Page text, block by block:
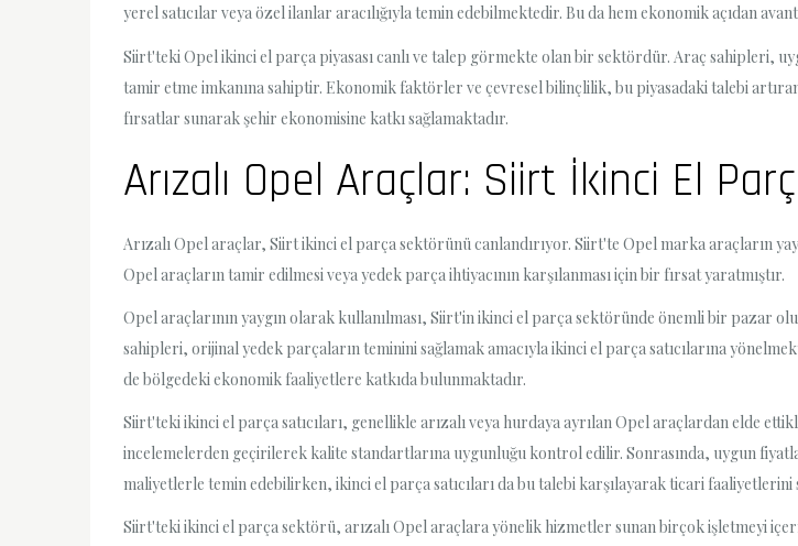
yerel satıcılar veya özel ilanlar aracılığıyla temin edebilmektedir. Bu da hem ekonomik açıdan
Siirt'teki Opel ikinci el parça piyasası canlı ve talep görmekte olan bir sektördür. Araç sahipleri,
tamir etme imkanına sahiptir. Ekonomik faktörler ve çevresel bilinçlilik, bu piyasadaki talebi
fırsatlar sunarak şehir ekonomisine katkı sağlamaktadır.
Arızalı Opel Araçlar: Siirt İkinci El
Arızalı Opel araçlar, Siirt ikinci el parça sektörünü canlandırıyor. Siirt'te Opel marka araçların
Opel araçların tamir edilmesi veya yedek parça ihtiyacının karşılanması için bir fırsat yaratmıştır.
Opel araçlarının yaygın olarak kullanılması, Siirt'in ikinci el parça sektöründe önemli bir pazar
sahipleri, orijinal yedek parçaların teminini sağlamak amacıyla ikinci el parça satıcılarına
de bölgedeki ekonomik faaliyetlere katkıda bulunmaktadır.
Siirt'teki ikinci el parça satıcıları, genellikle arızalı veya hurdaya ayrılan Opel araçlardan elde
incelemelerden geçirilerek kalite standartlarına uygunluğu kontrol edilir. Sonrasında, uygun
maliyetlerle temin edebilirken, ikinci el parça satıcıları da bu talebi karşılayarak ticari
Siirt'teki ikinci el parça sektörü, arızalı Opel araçlara yönelik hizmetler sunan birçok işletmeyi